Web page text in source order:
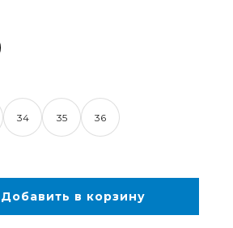
34 35 36
Добавить в корзину